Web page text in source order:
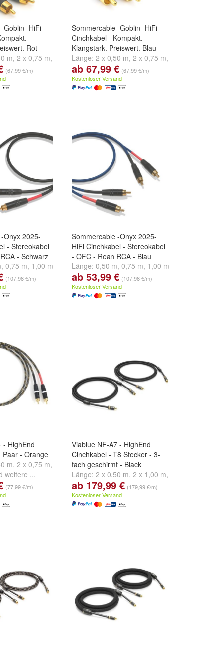
Goblin- HiFi
Rot
m, 2 x 0,75 m,
weitere ...
(67,99 €/m)
Sommercable -Goblin- HiFi
Cinchkabel - Kompakt.
Klangstark. Preiswert. Blau
Länge: 2 x 0,50 m, 2 x 0,75 m,
2 x 1,00 mund weitere ...
ab 67,99 € (67,99 €/m)
Kostenloser Versand
Onyx 2025-
- Stereokabel
- Schwarz
, 0,75 m, 1,00 m
(107,98 €/m)
Sommercable -Onyx 2025-
HiFi Cinchkabel - Stereokabel
- OFC - Rean RCA - Blau
Länge: 0,50 m, 0,75 m, 1,00 m
und weitere ...
ab 53,99 € (107,98 €/m)
Kostenloser Versand
- HighEnd
Paar - Orange
m, 2 x 0,75 m,
weitere ...
(77,99 €/m)
Viablue NF-A7 - HighEnd
Cinchkabel - T8 Stecker - 3-
fach geschirmt - Black
Länge: 2 x 0,50 m, 2 x 1,00 m,
2 x 1,50 m undweitere ...
ab 179,99 € (179,99 €/m)
Kostenloser Versand